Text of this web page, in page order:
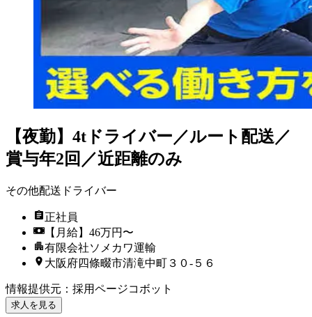
【夜勤】4tドライバー／ルート配送／
賞与年2回／近距離のみ
その他配送ドライバー
正社員
【月給】46万円〜
有限会社ソメカワ運輸
大阪府四條畷市清滝中町３０‐５６
情報提供元 ： 採用ページコボット
求人を見る